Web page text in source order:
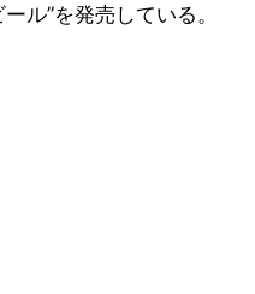
ル”を発売している。